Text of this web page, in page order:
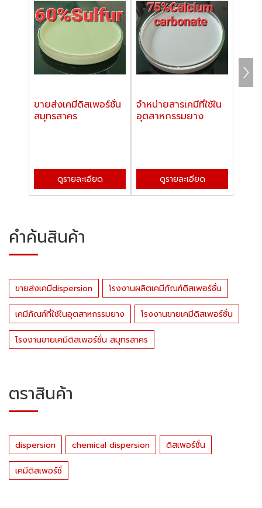
ขายส่งเคมีดิสเพอร์ชั่น
สมุทรสาคร
ดูรายละเอียด
จำหน่ายสารเคมีที่ใช้ใน
อุตสาหกรรมยาง
ดูรายละเอียด
คำค้นสินค้า
ขายส่งเคมีdispersion โรงงานผลิตเคมีภัณฑ์ดิสเพอร์ชั่น
เคมีภัณฑ์ที่ใช้ในอุตสาหกรรมยาง โรงงานขายเคมีดิสเพอร์ชั่น
โรงงานขายเคมีดิสเพอร์ชั่น สมุทรสาคร
ตราสินค้า
dispersion chemical dispersion ดิสเพอร์ชั่น
เคมีดิสเพอร์ชั่